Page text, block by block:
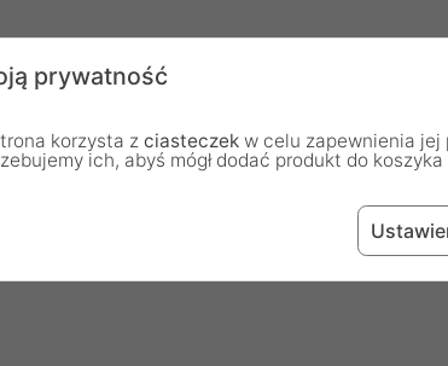
prywatność
korzysta z ciasteczek w celu zapewnienia jej
ich, abyś mógł dodać produkt do